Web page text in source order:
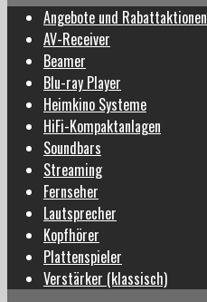
Angebote und Rabattaktionen
AV-Receiver
Beamer
Blu-ray Player
Heimkino Systeme
HiFi-Kompaktanlagen
Soundbars
Streaming
Fernseher
Lautsprecher
Kopfhörer
Plattenspieler
Verstärker (klassisch)